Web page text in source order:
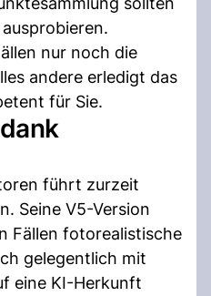
nur noch die
andere erledigt das
für Sie.
führt zurzeit
Seine V5-Version
Fällen fotorealistische
gelegentlich mit
eine KI-Herkunft